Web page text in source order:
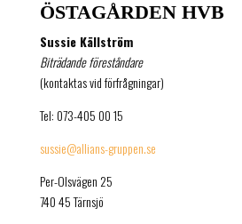
ÖSTAGÅRDEN HVB
Sussie Källström
Biträdande föreståndare
(kontaktas vid förfrågningar)
Tel: 073-405 00 15
sussie@allians-gruppen.se
Per-Olsvägen 25
740 45 Tärnsjö